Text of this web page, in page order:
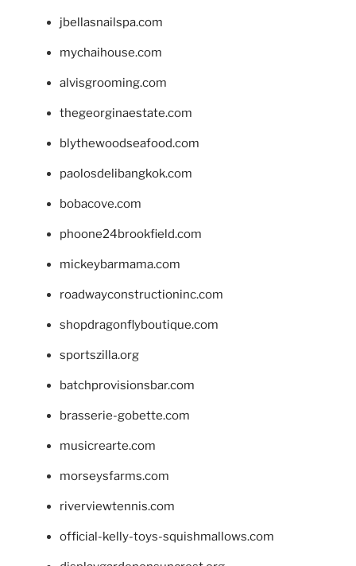
jbellasnailspa.com
mychaihouse.com
alvisgrooming.com
thegeorginaestate.com
blythewoodseafood.com
paolosdelibangkok.com
bobacove.com
phoone24brookfield.com
mickeybarmama.com
roadwayconstructioninc.com
shopdragonflyboutique.com
sportszilla.org
batchprovisionsbar.com
brasserie-gobette.com
musicrearte.com
morseysfarms.com
riverviewtennis.com
official-kelly-toys-squishmallows.com